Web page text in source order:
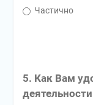
Частично
5. Как Вам